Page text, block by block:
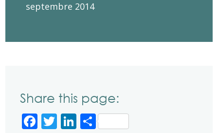
septembre 2014
Share this page:
Facebook
Twitter
LinkedIn
Partager